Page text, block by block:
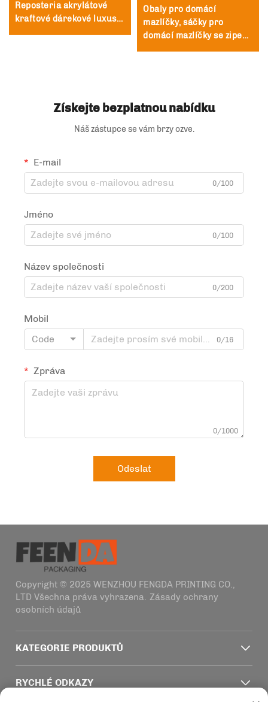
Reposteria akrylátové
kraftové dárekové luxusní
Obaly pro domácí
mazlíčky, sáčky pro
domácí mazlíčky se zipem,
Získejte bezplatnou nabídku
Náš zástupce se vám brzy ozve.
E-mail
0/100
Jméno
0/100
Název společnosti
0/200
Mobil
Code
0/16
Zpráva
0/1000
Odeslat
Copyright © 2025 WENZHOU FENGDA PRINTING CO.,
LTD Všechna práva vyhrazena. Zásady ochrany
osobních údajů
KATEGORIE PRODUKTŮ
RYCHLÉ ODKAZY